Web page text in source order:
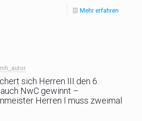
Mehr erfahren
mh_autor
sich Herren III den 6.
NwC gewinnt –
Herren I muss zweimal